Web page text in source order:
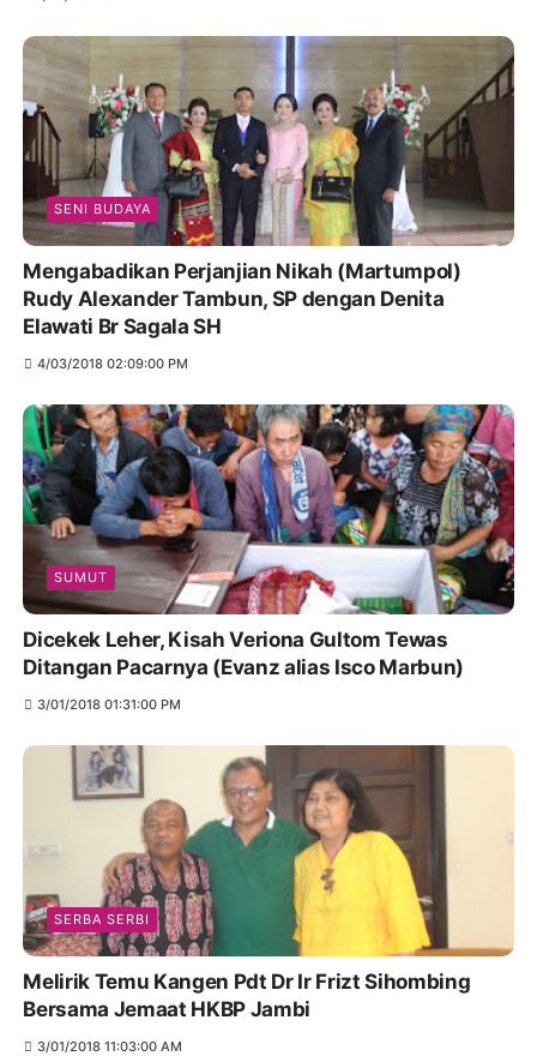
SENI BUDAYA
Mengabadikan Perjanjian Nikah (Martumpol)
Rudy Alexander Tambun, SP dengan Denita
Elawati Br Sagala SH
4/03/2018 02:09:00 PM
SUMUT
Dicekek Leher, Kisah Veriona Gultom Tewas
Ditangan Pacarnya (Evanz alias Isco Marbun)
3/01/2018 01:31:00 PM
SERBA SERBI
Melirik Temu Kangen Pdt Dr Ir Frizt Sihombing
Bersama Jemaat HKBP Jambi
3/01/2018 11:03:00 AM